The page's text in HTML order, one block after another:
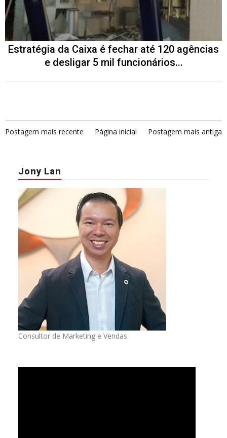
Estratégia da Caixa é fechar até 120 agências
e desligar 5 mil funcionários...
Postagem mais recente Página inicial Postagem mais antiga
Jony Lan
Consultor de Marketing e Vendas